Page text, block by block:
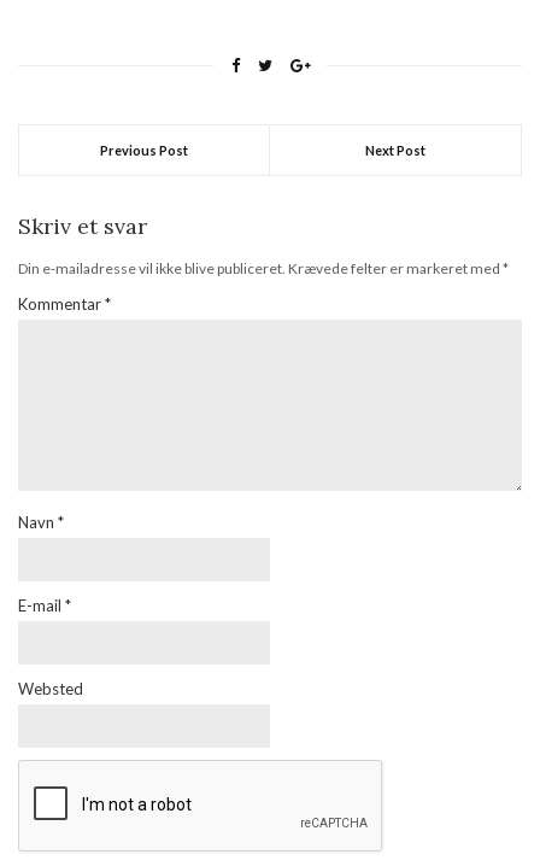
Previous Post Next Post
Skriv et svar
Din e-mailadresse vil ikke blive publiceret. Krævede felter er markeret med *
Kommentar*
Navn *
E-mail *
Websted